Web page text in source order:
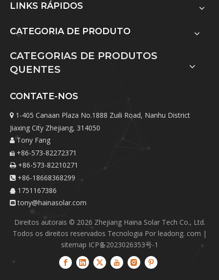
LINKS RÁPIDOS
CATEGORIA DE PRODUTO
CATEGORIAS DE PRODUTOS
QUENTES
CONTATE-NOS
 1-405 Canaan Plaza No.1888 Zuili Road, Nanhu District
Jiaxing City Zhejiang, 314050
 Tony Fang
 +86-573-82272371
 +86-573-82210271
 +86-18668368299
 1751167386
 tony@hainasolar.com
Direitos autorais © 2026 Zhejiang Haina Solar Tech Co., Ltd.
Todos os direitos reservados Tecnologia Por leadong. com |
sitemap ICP备2023026353号-1